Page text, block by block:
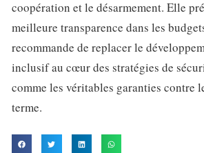
coopération et le désarmement. Elle
meilleure transparence dans les
recommande de replacer le
inclusif au cœur des stratégies de
comme les véritables garanties contre
terme.